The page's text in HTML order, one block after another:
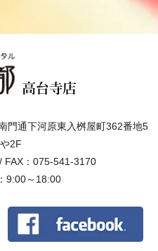
門通下河原東入桝屋町362番地5
2F
FAX：075-541-3170
～18:00